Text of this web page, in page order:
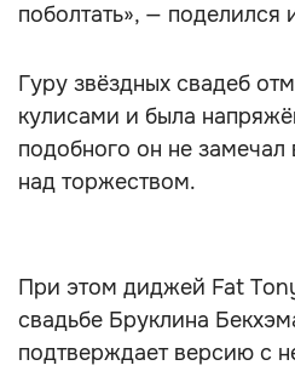
поболтать», — поделился
Гуру звёздных свадеб
кулисами и была
подобного он не замечал
над торжеством.
При этом диджей Fat
свадьбе Бруклина
подтверждает версию с